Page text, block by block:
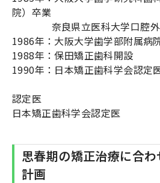
院）卒業
奈良県立医科大学口腔外
1986年：大阪大学歯学部附属病
1988年：保田矯正歯科開設
1990年：日本矯正歯科学会認定
認定医
日本矯正歯科学会認定医
思春期の矯正治療に合
計画